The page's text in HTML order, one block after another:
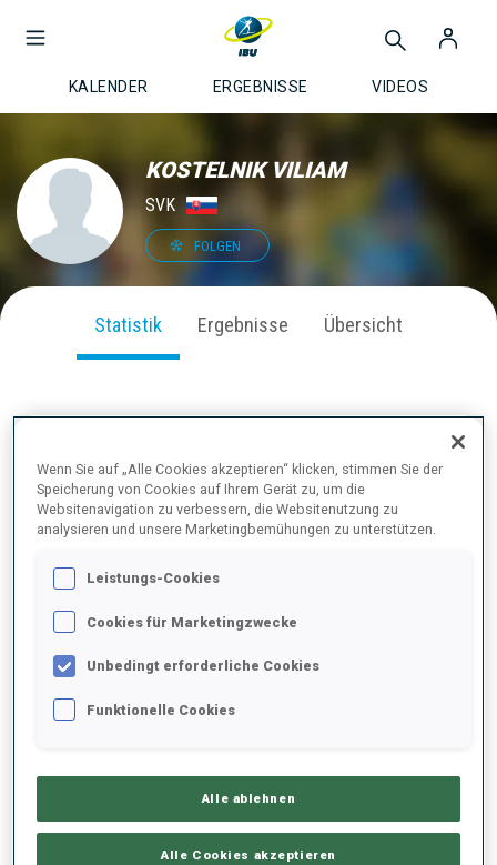
KALENDER ERGEBNISSE VIDEOS
KOSTELNIK VILIAM
SVK
FOLGEN
Statistik Ergebnisse Übersicht
PERFORMANCE
Wenn Sie auf „Alle Cookies akzeptieren“ klicken, stimmen Sie der
Speicherung von Cookies auf Ihrem Gerät zu, um die
Websitenavigation zu verbessern, die Websitenutzung zu
analysieren und unsere Marketingbemühungen zu unterstützen.
Leistungs-Cookies
Cookies für Marketingzwecke
Unbedingt erforderliche Cookies
Funktionelle Cookies
Alle ablehnen
Alle Cookies akzeptieren